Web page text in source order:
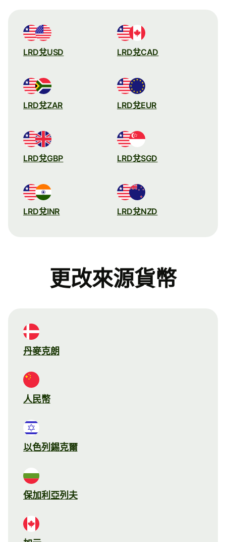
LRD兌USD LRD兌CAD
LRD兌ZAR LRD兌EUR
LRD兌GBP LRD兌SGD
LRD兌INR LRD兌NZD
更改來源貨幣
丹麥克朗
人民幣
以色列錫克爾
保加利亞列夫